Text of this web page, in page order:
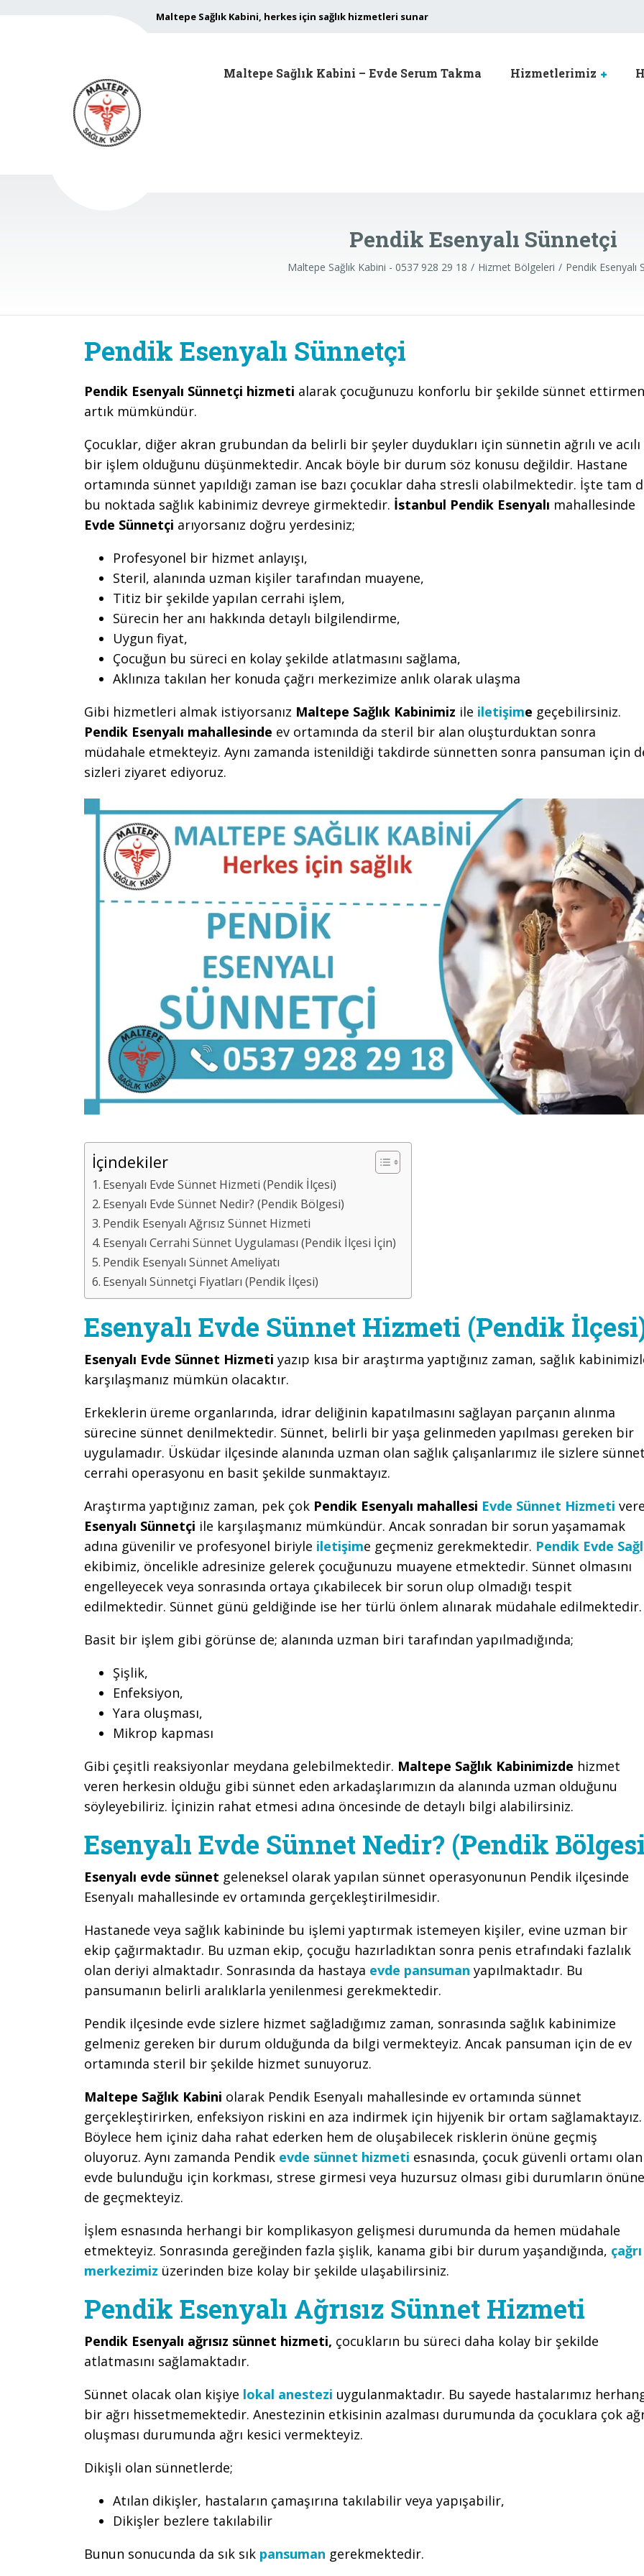
Maltepe Sağlık Kabini, herkes için sağlık hizmetleri sunar
Maltepe Sağlık Kabini – Evde Serum Takma Hizmetlerimiz
Pendik Esenyalı Sünnetçi
Maltepe Sağlık Kabini - 0537 928 29 18 Hizmet Bölgeleri Pendik Esenyalı
Pendik Esenyalı Sünnetçi
Pendik Esenyalı Sünnetçi hizmeti alarak çocuğunuzu konforlu bir şekilde sünnet
artık mümkündür.
Çocuklar, diğer akran grubundan da belirli bir şeyler duydukları için sünnetin ağrılı ve acılı
bir işlem olduğunu düşünmektedir. Ancak böyle bir durum söz konusu değildir. Hastane
ortamında sünnet yapıldığı zaman ise bazı çocuklar daha stresli olabilmektedir. İşte tam
bu noktada sağlık kabinimiz devreye girmektedir. İstanbul Pendik Esenyalı mahallesinde
Evde Sünnetçi arıyorsanız doğru yerdesiniz;
Profesyonel bir hizmet anlayışı,
Steril, alanında uzman kişiler tarafından muayene,
Titiz bir şekilde yapılan cerrahi işlem,
Sürecin her anı hakkında detaylı bilgilendirme,
Uygun fiyat,
Çocuğun bu süreci en kolay şekilde atlatmasını sağlama,
Aklınıza takılan her konuda çağrı merkezimize anlık olarak ulaşma
Gibi hizmetleri almak istiyorsanız Maltepe Sağlık Kabinimiz ile iletişime geçebilirsiniz.
Pendik Esenyalı mahallesinde ev ortamında da steril bir alan oluşturduktan sonra
müdahale etmekteyiz. Aynı zamanda istenildiği takdirde sünnetten sonra pansuman için
sizleri ziyaret ediyoruz.
İçindekiler
Esenyalı Evde Sünnet Hizmeti (Pendik İlçesi)
Esenyalı Evde Sünnet Nedir? (Pendik Bölgesi)
Pendik Esenyalı Ağrısız Sünnet Hizmeti
Esenyalı Cerrahi Sünnet Uygulaması (Pendik İlçesi İçin)
Pendik Esenyalı Sünnet Ameliyatı
Esenyalı Sünnetçi Fiyatları (Pendik İlçesi)
Esenyalı Evde Sünnet Hizmeti (Pendik
Esenyalı Evde Sünnet Hizmeti yazıp kısa bir araştırma yaptığınız zaman, sağlık
karşılaşmanız mümkün olacaktır.
Erkeklerin üreme organlarında, idrar deliğinin kapatılmasını sağlayan parçanın alınma
sürecine sünnet denilmektedir. Sünnet, belirli bir yaşa gelinmeden yapılması gereken bir
uygulamadır. Üsküdar ilçesinde alanında uzman olan sağlık çalışanlarımız ile sizlere
cerrahi operasyonu en basit şekilde sunmaktayız.
Araştırma yaptığınız zaman, pek çok Pendik Esenyalı mahallesi Evde Sünnet Hizmeti
Esenyalı Sünnetçi ile karşılaşmanız mümkündür. Ancak sonradan bir sorun yaşamamak
adına güvenilir ve profesyonel biriyle iletişime geçmeniz gerekmektedir. Pendik Evde
ekibimiz, öncelikle adresinize gelerek çocuğunuzu muayene etmektedir. Sünnet olmasını
engelleyecek veya sonrasında ortaya çıkabilecek bir sorun olup olmadığı tespit
edilmektedir. Sünnet günü geldiğinde ise her türlü önlem alınarak müdahale edilmektedir.
Basit bir işlem gibi görünse de; alanında uzman biri tarafından yapılmadığında;
Şişlik,
Enfeksiyon,
Yara oluşması,
Mikrop kapması
Gibi çeşitli reaksiyonlar meydana gelebilmektedir. Maltepe Sağlık Kabinimizde hizmet
veren herkesin olduğu gibi sünnet eden arkadaşlarımızın da alanında uzman olduğunu
söyleyebiliriz. İçinizin rahat etmesi adına öncesinde de detaylı bilgi alabilirsiniz.
Esenyalı Evde Sünnet Nedir? (Pendik
Esenyalı evde sünnet geleneksel olarak yapılan sünnet operasyonunun Pendik ilçesinde
Esenyalı mahallesinde ev ortamında gerçekleştirilmesidir.
Hastanede veya sağlık kabininde bu işlemi yaptırmak istemeyen kişiler, evine uzman bir
ekip çağırmaktadır. Bu uzman ekip, çocuğu hazırladıktan sonra penis etrafındaki fazlalık
olan deriyi almaktadır. Sonrasında da hastaya evde pansuman yapılmaktadır. Bu
pansumanın belirli aralıklarla yenilenmesi gerekmektedir.
Pendik ilçesinde evde sizlere hizmet sağladığımız zaman, sonrasında sağlık kabinimize
gelmeniz gereken bir durum olduğunda da bilgi vermekteyiz. Ancak pansuman için de ev
ortamında steril bir şekilde hizmet sunuyoruz.
Maltepe Sağlık Kabini olarak Pendik Esenyalı mahallesinde ev ortamında sünnet
gerçekleştirirken, enfeksiyon riskini en aza indirmek için hijyenik bir ortam sağlamaktayız.
Böylece hem içiniz daha rahat ederken hem de oluşabilecek risklerin önüne geçmiş
oluyoruz. Aynı zamanda Pendik evde sünnet hizmeti esnasında, çocuk güvenli ortamı olan
evde bulunduğu için korkması, strese girmesi veya huzursuz olması gibi durumların önüne
de geçmekteyiz.
İşlem esnasında herhangi bir komplikasyon gelişmesi durumunda da hemen müdahale
etmekteyiz. Sonrasında gereğinden fazla şişlik, kanama gibi bir durum yaşandığında, çağrı
merkezimiz üzerinden bize kolay bir şekilde ulaşabilirsiniz.
Pendik Esenyalı Ağrısız Sünnet Hizmeti
Pendik Esenyalı ağrısız sünnet hizmeti, çocukların bu süreci daha kolay bir şekilde
atlatmasını sağlamaktadır.
Sünnet olacak olan kişiye lokal anestezi uygulanmaktadır. Bu sayede hastalarımız
bir ağrı hissetmemektedir. Anestezinin etkisinin azalması durumunda da çocuklara çok
oluşması durumunda ağrı kesici vermekteyiz.
Dikişli olan sünnetlerde;
Atılan dikişler, hastaların çamaşırına takılabilir veya yapışabilir,
Dikişler bezlere takılabilir
Bunun sonucunda da sık sık pansuman gerekmektedir.